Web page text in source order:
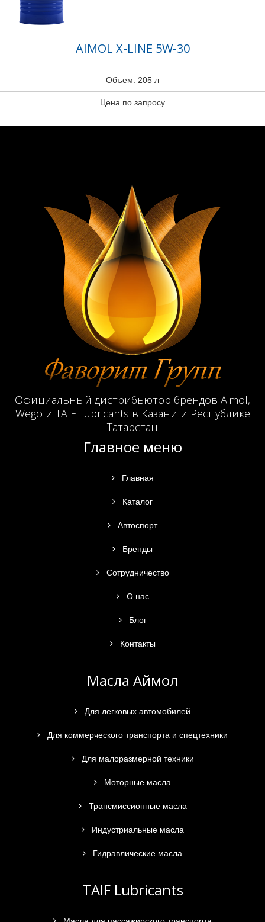
AIMOL X-LINE 5W-30
Объем: 205 л
Цена по запросу
Официальный дистрибьютор брендов Aimol,
Wego и TAIF Lubricants в Казани и Республике
Татарстан
Главное меню
Главная
Каталог
Автоспорт
Бренды
Сотрудничество
О нас
Блог
Контакты
Масла Аймол
Для легковых автомобилей
Для коммерческого транспорта и спецтехники
Для малоразмерной техники
Моторные масла
Трансмиссионные масла
Индустриальные масла
Гидравлические масла
TAIF Lubricants